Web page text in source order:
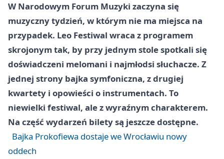
W Narodowym Forum Muzyki zaczyna się
muzyczny tydzień, w którym nie ma miejsca na
przypadek. Leo Festiwal wraca z programem
skrojonym tak, by przy jednym stole spotkali się
doświadczeni melomani i najmłodsi słuchacze. Z
jednej strony bajka symfoniczna, z drugiej
kwartety i opowieści o instrumentach. To
niewielki festiwal, ale z wyraźnym charakterem.
Na część wydarzeń bilety są jeszcze dostępne.
Bajka Prokofiewa dostaje we Wrocławiu nowy
oddech